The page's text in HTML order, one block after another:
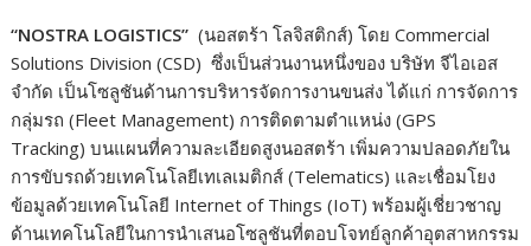
“NOSTRA LOGISTICS” (นอสตร้า โลจิสติกส์) โดย Commercial
Solutions Division (CSD) ซึ่งเป็นส่วนงานหนึ่งของ บริษัท จีไอเอส
จำกัด เป็นโซลูชันด้านการบริหารจัดการงานขนส่ง ได้แก่ การจัดการ
กลุ่มรถ (Fleet Management) การติดตามตำแหน่ง (GPS
Tracking) บนแผนที่ความละเอียดสูงนอสตร้า เพิ่มความปลอดภัยใน
การขับรถด้วยเทคโนโลยีเทเลเมติกส์ (Telematics) และเชื่อมโยง
ข้อมูลด้วยเทคโนโลยี Internet of Things (IoT) พร้อมผู้เชี่ยวชาญ
ด้านเทคโนโลยีในการนำเสนอโซลูชันที่ตอบโจทย์ลูกค้าอุตสาหกรรม